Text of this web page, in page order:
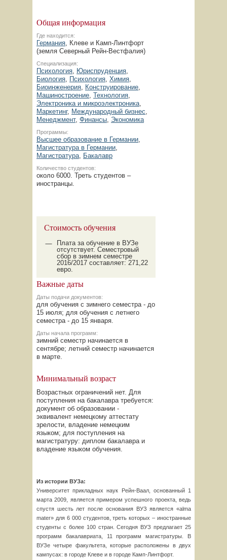
Общая информация
Где находится:
Германия, Клеве и Камп-Линтфорт
(земля Северный Рейн-Вестфалия)
Специализация:
Психология, Юриспруденция,
Биология, Психология, Химия,
Биоинженерия, Конструирование,
Машиностроение, Технология,
Электроника и микроэлектроника,
Маркетинг, Международный бизнес,
Менеджмент, Финансы, Экономика
Программы:
Высшее образование в Германии,
Магистратура в Германии,
Магистратура, Бакалавр
Количество студентов:
около 6000. Треть студентов –
иностранцы.
Стоимость обучения
Плата за обучение в ВУЗе
отсутствует. Cеместровый
сбор в зимнем семестре
2016/2017 составляет: 271,22
евро.
Важные даты
Даты подачи документов:
для обучения с зимнего семестра - до
15 июля; для обучения с летнего
семестра - до 15 января.
Даты начала программ:
зимний семестр начинается в
сентябре; летний семестр начинается
в марте.
Минимальный возраст
Возрастных ограничений нет. Для
поступления на бакалавра требуется:
документ об образовании -
эквивалент немецкому аттестату
зрелости, владение немецким
языком; для поступления на
магистратуру: диплом бакалавра и
владение языком обучения.
Из истории ВУЗа:
Университет прикладных наук Рейн-Ваал, основанный 1
марта 2009, является примером успешного проекта, ведь
спустя шесть лет после основания ВУЗ является «alma
mater» для 6 000 студентов, треть которых – иностранные
студенты с более 100 стран. Сегодня ВУЗ предлагает 25
программ бакалавриата, 11 программ магистратуры. В
ВУЗе четыре факультета, которые расположены в двух
кампусах: в городе Клеве и в городе Камп-Линтфорт.